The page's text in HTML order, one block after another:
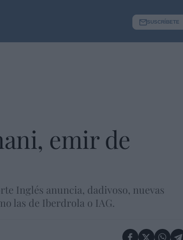
SUSCRÍBETE
emir de
Inglés anuncia, dadivoso, nuevas
las de Iberdrola o IAG.